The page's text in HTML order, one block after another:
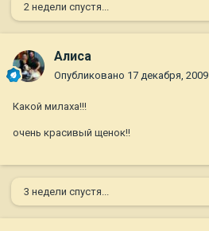
2 недели спустя...
Алиса
Опубликовано 17 декабря, 2009
Какой милаха!!!
очень красивый щенок!!
3 недели спустя...